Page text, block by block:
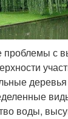
проблемы с
деревья
воды,